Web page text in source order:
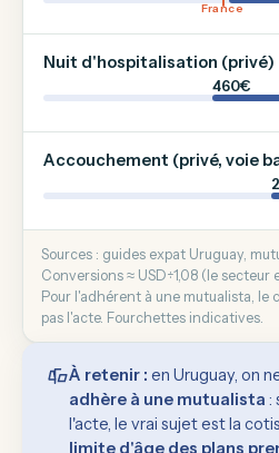
France
Nuit d'hospitalisation (privé)
460€
Accouchement (privé, voie
Sources : guides expat Uruguay,
Conversions ≈ USD÷1,08 (le secteur
Pour l'adhérent à une mutualista, le
pas l'acte. Fourchettes indicatives.
À retenir : en Uruguay, on
adhère à une mutualista :
l'acte, le vrai sujet est la
limite d'âge des plans